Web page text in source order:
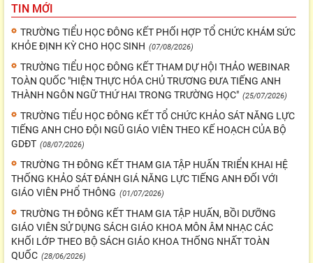
TIN MỚI
TRƯỜNG TIỂU HỌC ĐÔNG KẾT PHỐI HỢP TỔ CHỨC KHÁM SỨC
KHỎE ĐỊNH KỲ CHO HỌC SINH (07/08/2026)
TRƯỜNG TIỂU HỌC ĐÔNG KẾT THAM DỰ HỘI THẢO WEBINAR
TOÀN QUỐC "HIỆN THỰC HÓA CHỦ TRƯƠNG ĐƯA TIẾNG ANH
THÀNH NGÔN NGỮ THỨ HAI TRONG TRƯỜNG HỌC" (25/07/2026)
TRƯỜNG TIỂU HỌC ĐÔNG KẾT TỔ CHỨC KHẢO SÁT NĂNG LỰC
TIẾNG ANH CHO ĐỘI NGŨ GIÁO VIÊN THEO KẾ HOẠCH CỦA BỘ
GDĐT (08/07/2026)
TRƯỜNG TH ĐÔNG KẾT THAM GIA TẬP HUẤN TRIỂN KHAI HỆ
THỐNG KHẢO SÁT ĐÁNH GIÁ NĂNG LỰC TIẾNG ANH ĐỐI VỚI
GIÁO VIÊN PHỔ THÔNG (01/07/2026)
TRƯỜNG TH ĐÔNG KẾT THAM GIA TẬP HUẤN, BỒI DƯỠNG
GIÁO VIÊN SỬ DỤNG SÁCH GIÁO KHOA MÔN ÂM NHẠC CÁC
KHỐI LỚP THEO BỘ SÁCH GIÁO KHOA THỐNG NHẤT TOÀN
QUỐC (28/06/2026)